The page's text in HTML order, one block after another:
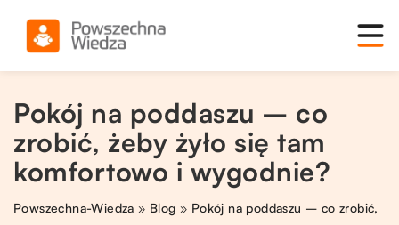
Pokój na poddaszu – co
zrobić, żeby żyło się tam
komfortowo i wygodnie?
Powszechna-Wiedza » Blog » Pokój na poddaszu – co zrobić,